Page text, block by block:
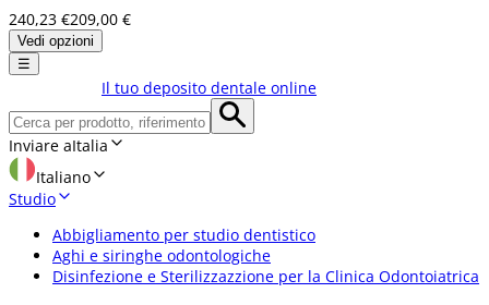
240,23 €209,00 €
Vedi opzioni
☰
Il tuo deposito dentale online
Inviare aItalia
Italiano
Studio
Abbigliamento per studio dentistico
Aghi e siringhe odontologiche
Disinfezione e Sterilizzazzione per la Clinica Odontoiatrica